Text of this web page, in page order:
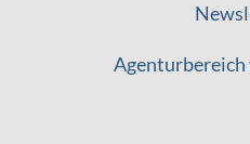
Agenturbereich